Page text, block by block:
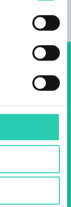
kulture
z